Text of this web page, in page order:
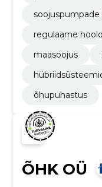
regulaarne
maasoojus
õhupuhastus
ÕHK OÜ